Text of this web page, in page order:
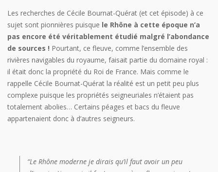
Les recherches de Cécile Bournat-Quérat (et cet épisode) à ce
sujet sont pionnières puisque le Rhône à cette époque n’a
pas encore été véritablement étudié malgré l’abondance
de sources ! Pourtant, ce fleuve, comme l’ensemble des
rivières navigables du royaume, faisait partie du domaine royal :
il était donc la propriété du Roi de France. Mais comme le
rappelle Cécile Bournat-Quérat la réalité est un petit peu plus
complexe puisque les propriétés seigneuriales n’étaient pas
totalement abolies… Certains péages et bacs du fleuve
appartenaient donc à d’autres seigneurs.
“Le Rhône moderne je dirais qu’il faut avoir un peu